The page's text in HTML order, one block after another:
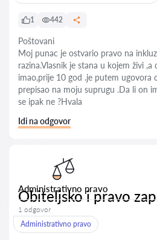
1 442
Poštovani
Moj punac je ostvario pravo na
razina.Vlasnik je stana u kojem živi ,a
imao,prije 10 god .je putem ugovora
prepisao na moju suprugu .Da li on
se ipak ne ?Hvala
Idi na odgovor
Administrativno pravo
Obiteljsko i pravo
1 odgovor
Administrativno pravo